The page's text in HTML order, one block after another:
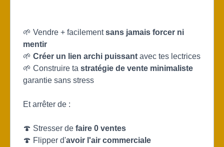
🌱 Vendre + facilementsans jamais forcer ni
mentir
🌱 Créer un lien archi puissant avec tes lectrices
🌱 Construire ta stratégie de vente minimaliste
garantie sans stress
Et arrêter de :
🍄 Stresser de faire 0 ventes
🍄 Flipper d'avoir l'air commerciale